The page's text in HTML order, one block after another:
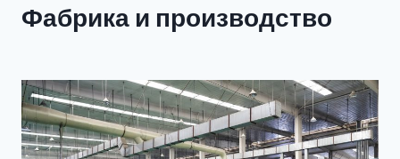
Фабрика и производство